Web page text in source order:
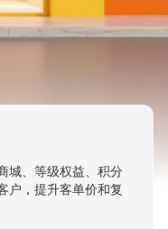
用户看视频/直播
3秒完成交易。